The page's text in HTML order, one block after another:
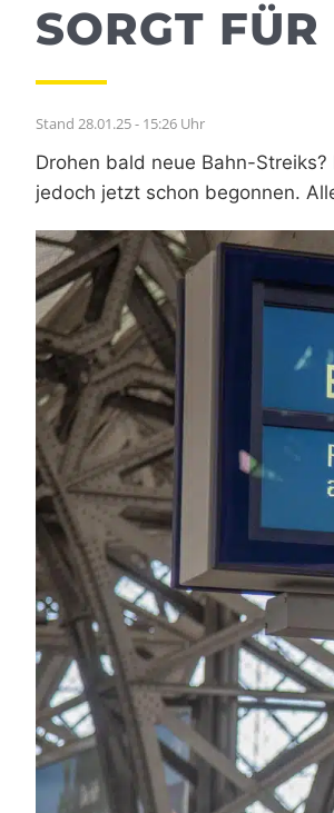
SORGT
Stand 28.01.25 - 15:26 Uhr
Drohen bald neue Bahn-
jedoch jetzt schon begonnen.